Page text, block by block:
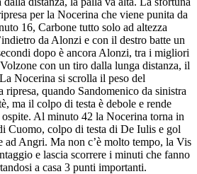
per la Nocerina che viene punita da
16, Carbone tutto solo ad altezza
da Alonzi e con il destro batte un
dopo è ancora Alonzi, tra i migliori
con un tiro dalla lunga distanza, il
Nocerina si scrolla il peso del
ripresa, quando Sandomenico da sinistra
ma il colpo di testa è debole e rende
Al minuto 42 la Nocerina torna in
Cuomo, colpo di testa di De Iulis e gol
ad Angri. Ma non c’è molto tempo, la Vis
e lascia scorrere i minuti che fanno
a casa 3 punti importanti.